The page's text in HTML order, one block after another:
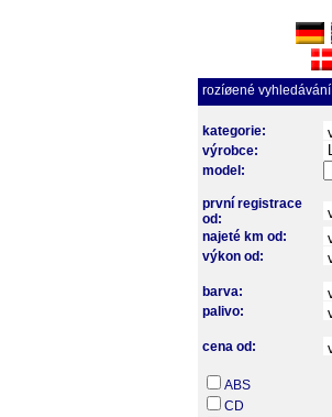
rozíøené vyhledávání
kategorie:
výrobce:
model:
první registrace
od:
najeté km od:
výkon od:
barva:
palivo:
cena od:
ABS
CD